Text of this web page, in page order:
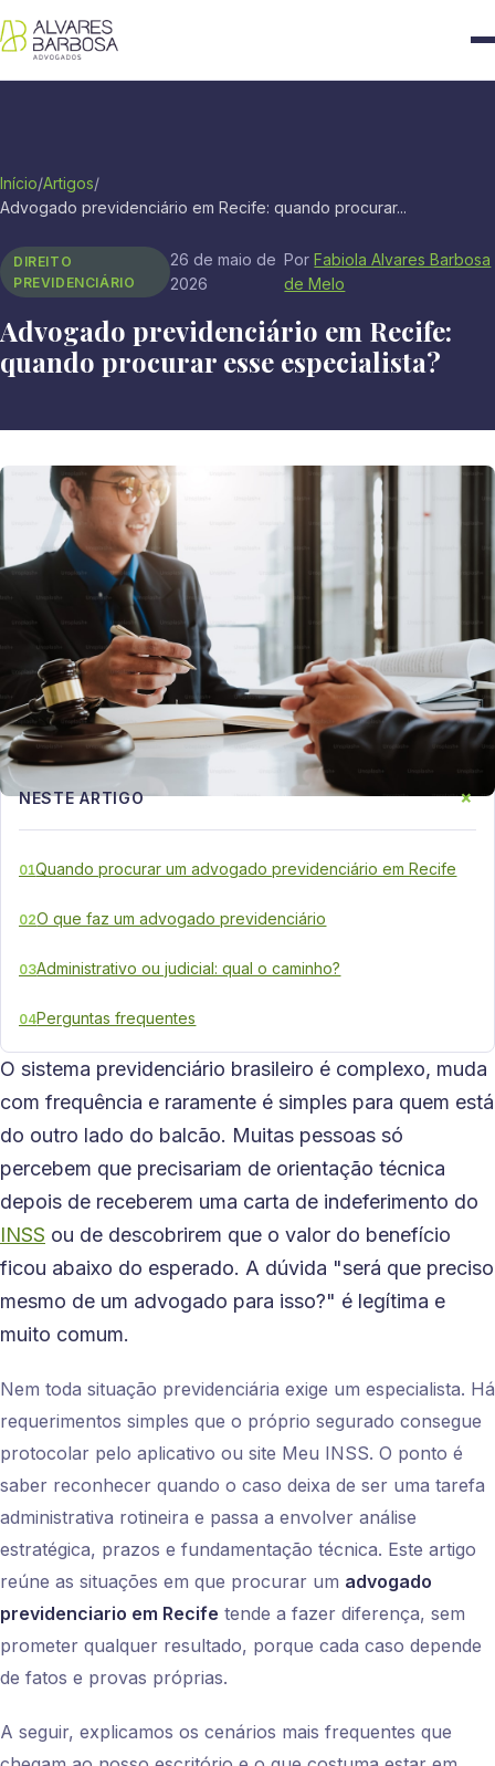
Início/Artigos/
Advogado previdenciário em Recife: quando procurar...
DIREITO
PREVIDENCIÁRIO
26 de maio de
2026
PorFabiola Alvares Barbosa
de Melo
Advogado previdenciário em Recife:
quando procurar esse especialista?
NESTE ARTIGO +
01Quando procurar um advogado previdenciário em Recife
02O que faz um advogado previdenciário
03Administrativo ou judicial: qual o caminho?
04Perguntas frequentes
O sistema previdenciário brasileiro é complexo, muda
com frequência e raramente é simples para quem está
do outro lado do balcão. Muitas pessoas só
percebem que precisariam de orientação técnica
depois de receberem uma carta de indeferimento do
INSS ou de descobrirem que o valor do benefício
ficou abaixo do esperado. A dúvida "será que preciso
mesmo de um advogado para isso?" é legítima e
muito comum.
Nem toda situação previdenciária exige um especialista. Há
requerimentos simples que o próprio segurado consegue
protocolar pelo aplicativo ou site Meu INSS. O ponto é
saber reconhecer quando o caso deixa de ser uma tarefa
administrativa rotineira e passa a envolver análise
estratégica, prazos e fundamentação técnica. Este artigo
reúne as situações em que procurar um advogado
previdenciario em Recife tende a fazer diferença, sem
prometer qualquer resultado, porque cada caso depende
de fatos e provas próprias.
A seguir, explicamos os cenários mais frequentes que